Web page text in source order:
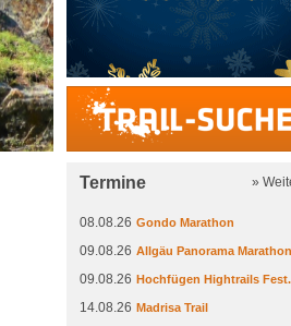
Termine »
08.08.26 Gondo Marathon
09.08.26 Allgäu Panorama Marathon
09.08.26 Hochfügen Hightrails
14.08.26 Madrisa Trail